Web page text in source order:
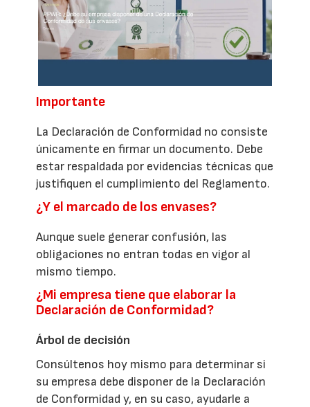
Importante
La Declaración de Conformidad no consiste
únicamente en firmar un documento. Debe
estar respaldada por evidencias técnicas que
justifiquen el cumplimiento del Reglamento.
¿Y el marcado de los envases?
Aunque suele generar confusión, las
obligaciones no entran todas en vigor al
mismo tiempo.
¿Mi empresa tiene que elaborar la
Declaración de Conformidad?
Árbol de decisión
Consúltenos hoy mismo para determinar si
su empresa debe disponer de la Declaración
de Conformidad y, en su caso, ayudarle a